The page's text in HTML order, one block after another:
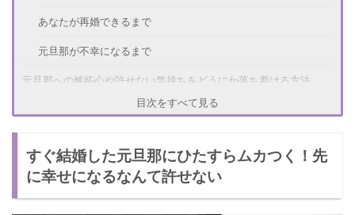
あなたが再婚できるまで
元旦那が不幸になるまで
元旦那への嫉妬心や許せない気持ちをどうにか落ち着ける方法
元旦那の再婚相手に同情する
楽しいと思える時間を過ごす
元夫が許せない！すぐ再婚した旦那に復讐をする方法はある？
目次をすべて見る
すぐ結婚した元旦那にひたすらムカつく！先
に幸せになるなんて許せない